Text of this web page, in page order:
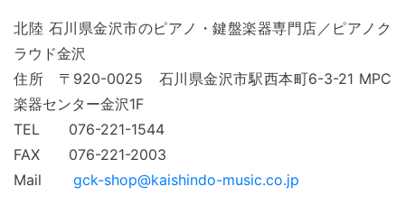
北陸 石川県金沢市のピアノ・鍵盤楽器専門店／ピアノク
ラウド金沢
住所 〒920-0025 石川県金沢市駅西本町6-3-21 MPC
楽器センター金沢1F
TEL 076-221-1544
FAX 076-221-2003
Mail gck-shop@kaishindo-music.co.jp